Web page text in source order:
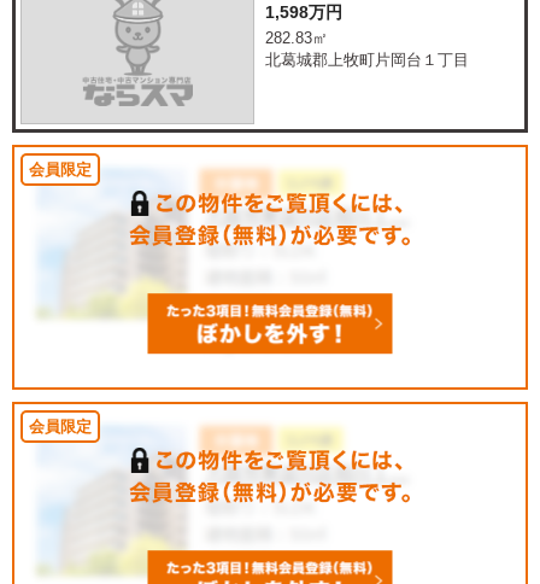
1,598万円
282.83㎡
北葛城郡上牧町片岡台１丁目